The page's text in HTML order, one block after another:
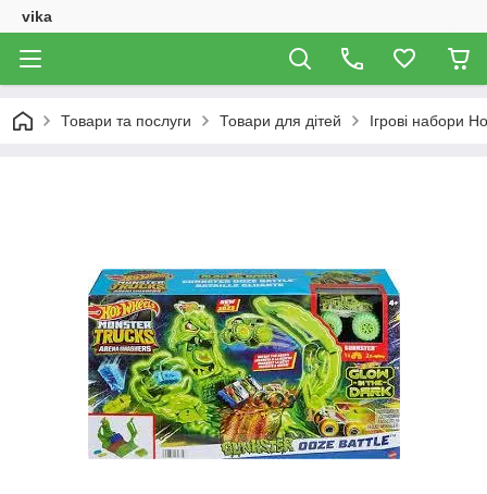
vika
Товари та послуги Товари для дітей Ігрові набори